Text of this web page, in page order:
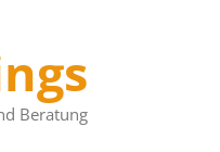
Beratung